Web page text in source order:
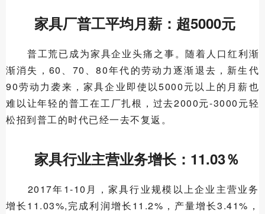
家具厂普工平均月薪：超5000元
普工荒已成为家具企业头痛之事。随着人口红利渐
渐消失，60、70、80年代的劳动力逐渐退去，新生代
90劳动力袭来，家具企业即使以5000元以上的月薪也
难以让年轻的普工在工厂扎根，过去2000元-3000元轻
松招到普工的时代已经一去不复返。
家具行业主营业务增长：11.03％
2017年1-10月，家具行业规模以上企业主营业务
增长11.03%,完成利润增长11.2%，产量增长3.41%，